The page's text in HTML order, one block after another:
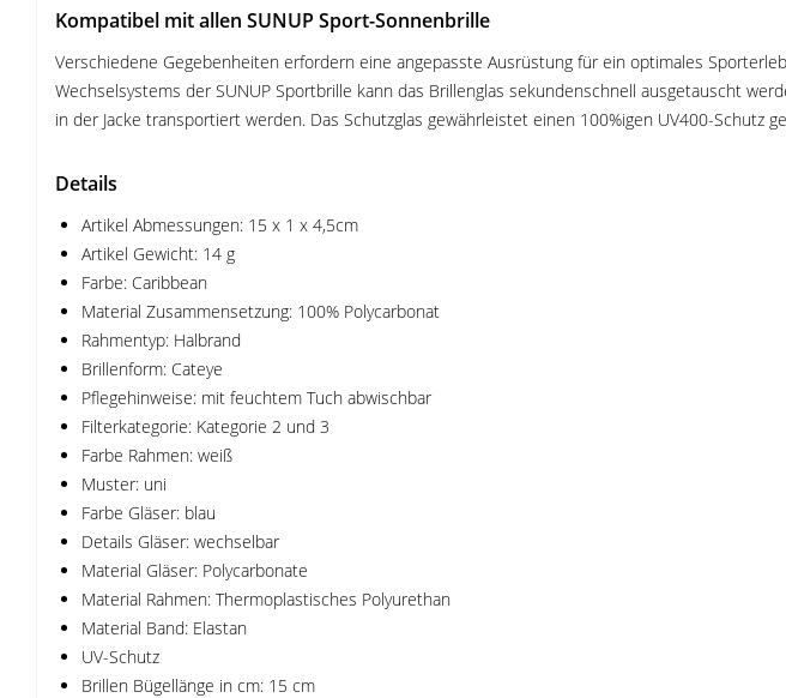
Kompatibel mit allen SUNUP Sport-Sonnenbrille
Verschiedene Gegebenheiten erfordern eine angepasste Ausrüstung für ein optimales
Wechselsystems der SUNUP Sportbrille kann das Brillenglas sekundenschnell ausgetauscht
in der Jacke transportiert werden. Das Schutzglas gewährleistet einen 100%igen UV400-Schutz
Details
Artikel Abmessungen: 15 x 1 x 4,5cm
Artikel Gewicht: 14 g
Farbe: Caribbean
Material Zusammensetzung: 100% Polycarbonat
Rahmentyp: Halbrand
Brillenform: Cateye
Pflegehinweise: mit feuchtem Tuch abwischbar
Filterkategorie: Kategorie 2 und 3
Farbe Rahmen: weiß
Muster: uni
Farbe Gläser: blau
Details Gläser: wechselbar
Material Gläser: Polycarbonate
Material Rahmen: Thermoplastisches Polyurethan
Material Band: Elastan
UV-Schutz
Brillen Bügellänge in cm: 15 cm